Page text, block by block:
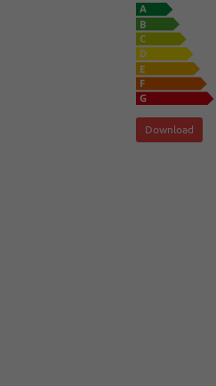
Download